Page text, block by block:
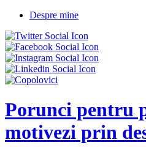
Despre mine
Porunci pentru
motivezi prin